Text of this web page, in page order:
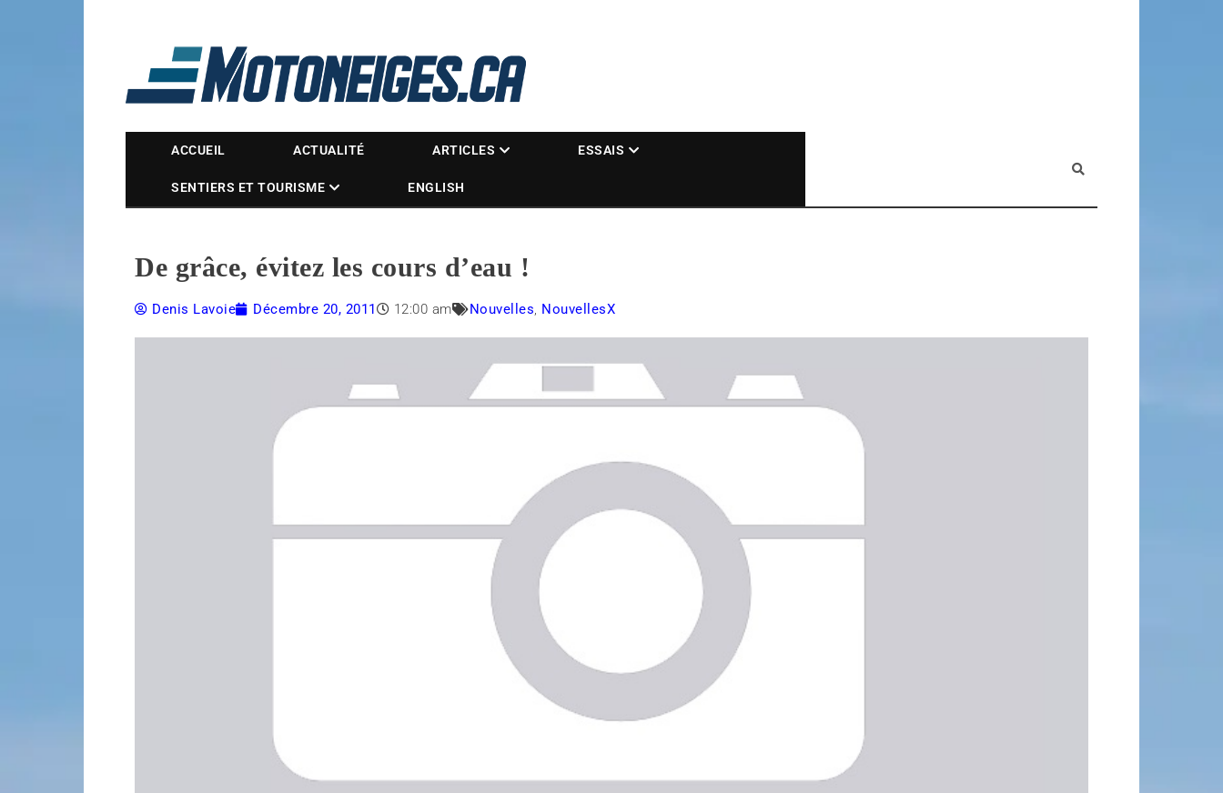
Magazine Motoneiges.ca
ACCUEIL ACTUALITÉ ARTICLES ESSAIS
SENTIERS ET TOURISME ENGLISH
De grâce, évitez les cours d’eau !
Denis Lavoie Décembre 20, 2011 12:00 am Nouvelles, NouvellesX